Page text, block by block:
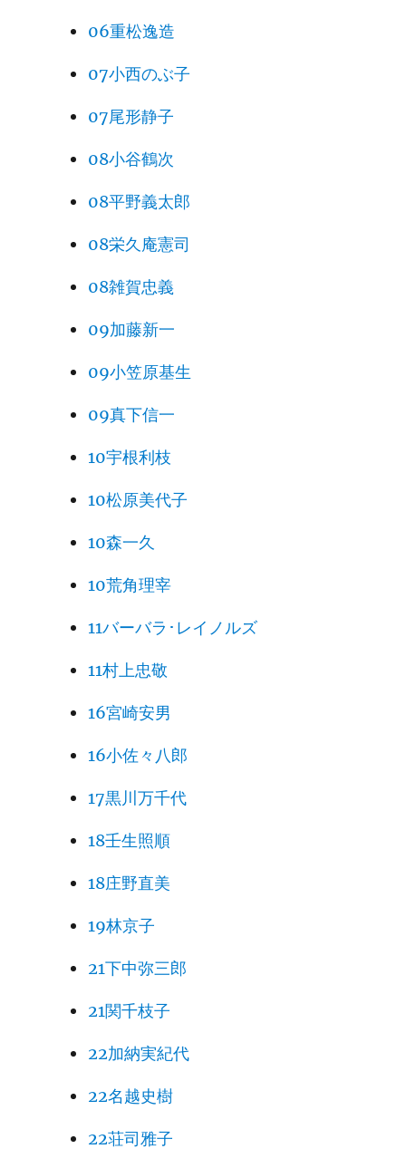
06重松逸造
07小西のぶ子
07尾形静子
08小谷鶴次
08平野義太郎
08栄久庵憲司
08雑賀忠義
09加藤新一
09小笠原基生
09真下信一
10宇根利枝
10松原美代子
10森一久
10荒角理宰
11バーバラ･レイノルズ
11村上忠敬
16宮崎安男
16小佐々八郎
17黒川万千代
18壬生照順
18庄野直美
19林京子
21下中弥三郎
21関千枝子
22加納実紀代
22名越史樹
22荘司雅子